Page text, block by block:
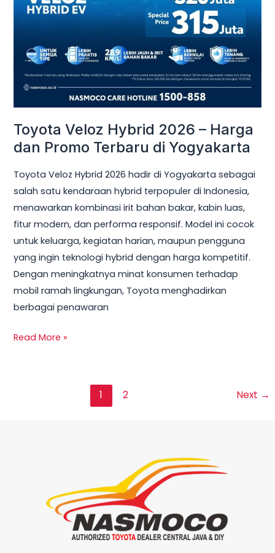
Toyota Veloz Hybrid 2026 – Harga
dan Promo Terbaru di Yogyakarta
Toyota Veloz Hybrid 2026 hadir di Yogyakarta sebagai
salah satu kendaraan hybrid terpopuler di Indonesia,
menawarkan kombinasi irit bahan bakar, kabin luas,
fitur modern, dan performa responsif. Model ini cocok
untuk keluarga, kegiatan harian, maupun pengguna
yang ingin teknologi hybrid dengan harga kompetitif.
Dengan meningkatnya minat konsumen terhadap
mobil ramah lingkungan, Toyota menghadirkan
berbagai penawaran
Read More »
1 2 Next →